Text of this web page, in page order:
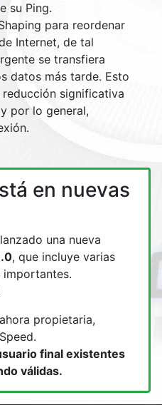
su Ping.
para reordenar
Internet, de tal
se transfiera
datos más tarde. Esto
significativa
por lo general,
en nuevas
una nueva
, que incluye varias
propietaria,
final existentes
válidas.